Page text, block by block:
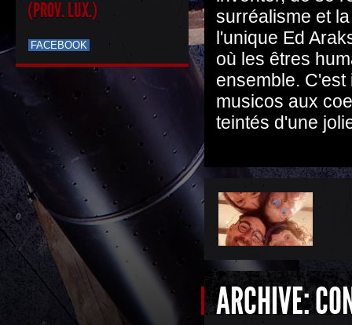
(PROV. LUX.)
FACEBOOK
surréalisme et
l'unique Ed
où les êtres
ensemble.
musicos aux
teintés d'une
ARCHIVE: